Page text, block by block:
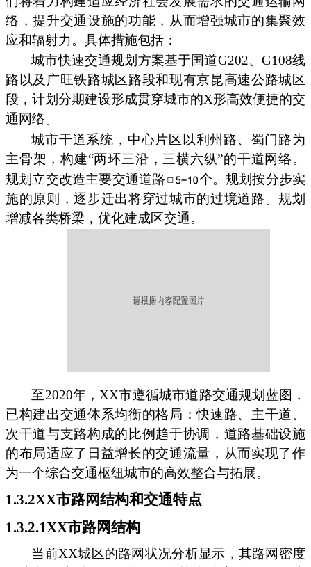
络，提升交通设施的功能，从而增强城市的集聚效
应和辐射力。具体措施包括：
城市快速交通规划方案基于国道G202、G108线
路以及广旺铁路城区路段和现有京昆高速公路城区
段，计划分期建设形成贯穿城市的X形高效便捷的交
通网络。
城市干道系统，中心片区以利州路、蜀门路为
主骨架，构建“两环三沿，三横六纵”的干道网络。
规划立交改造主要交通道路
个。规划按分步实
施的原则，逐步迁出将穿过城市的过境道路。规划
增减各类桥梁，优化建成区交通。
至2020年，XX市遵循城市道路交通规划蓝图，
已构建出交通体系均衡的格局：快速路、主干道、
次干道与支路构成的比例趋于协调，道路基础设施
的布局适应了日益增长的交通流量，从而实现了作
为一个综合交通枢纽城市的高效整合与拓展。
1.3.2XX市路网结构和交通特点
1.3.2.1XX市路网结构
当前XX城区的路网状况分析显示，其路网密度